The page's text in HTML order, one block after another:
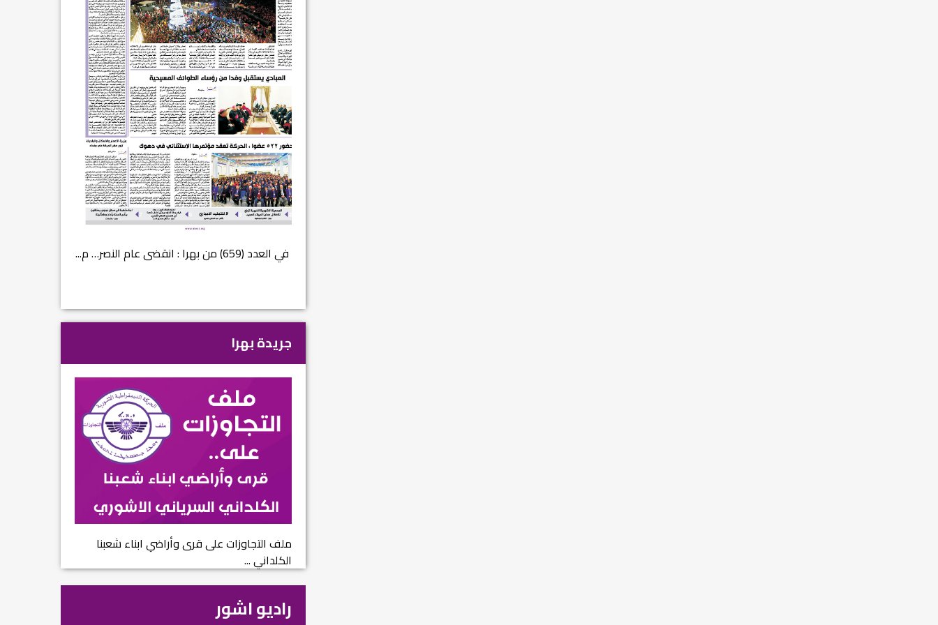
في العدد (659) من بهرا : انقضى عام النصر… م...
جريدة بهرا
ملف التجاوزات على قرى وأراضي ابناء شعبنا
الكلداني ...
راديو اشور